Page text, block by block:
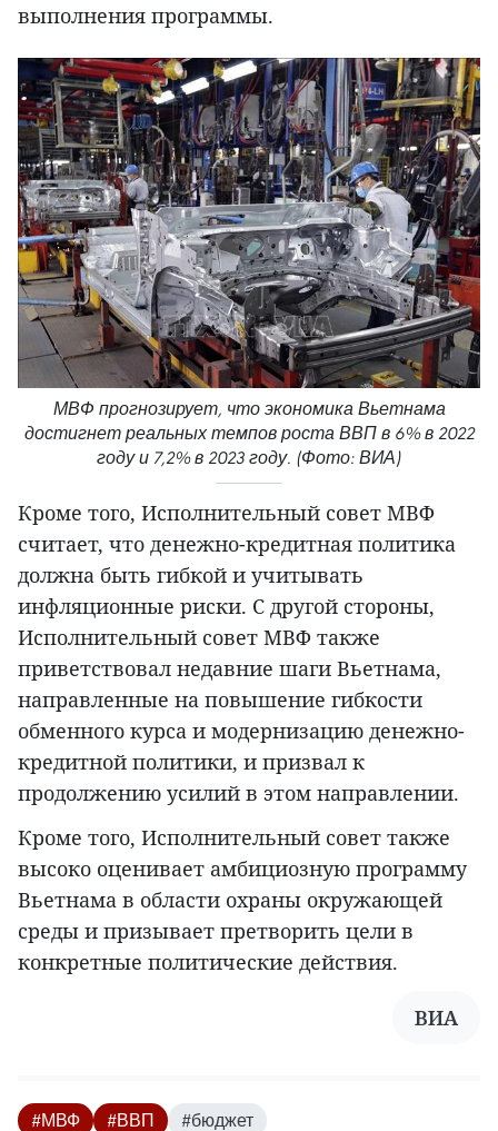
выполнения программы.
МВФ прогнозирует, что экономика Вьетнама
достигнет реальных темпов роста ВВП в 6% в 2022
году и 7,2% в 2023 году. (Фото: ВИА)
Кроме того, Исполнительный совет МВФ
считает, что денежно-кредитная политика
должна быть гибкой и учитывать
инфляционные риски. С другой стороны,
Исполнительный совет МВФ также
приветствовал недавние шаги Вьетнама,
направленные на повышение гибкости
обменного курса и модернизацию денежно-
кредитной политики, и призвал к
продолжению усилий в этом направлении.
Кроме того, Исполнительный совет также
высоко оценивает амбициозную программу
Вьетнама в области охраны окружающей
среды и призывает претворить цели в
конкретные политические действия.
ВИА
#МВФ #ВВП #бюджет